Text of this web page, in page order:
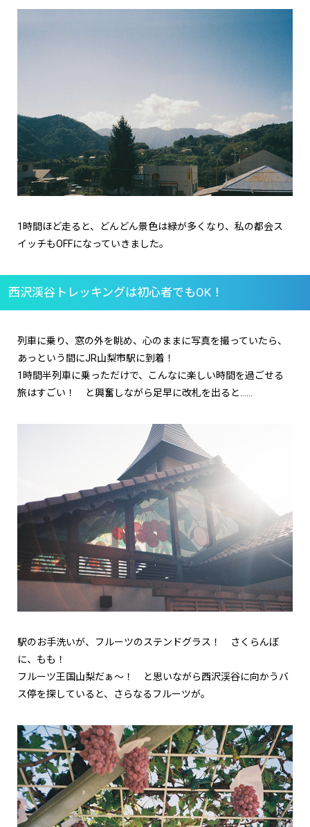
1時間ほど走ると、どんどん景色は緑が多くなり、私の都会ス
イッチもOFFになっていきました。
西沢渓谷トレッキングは初心者でもOK！
列車に乗り、窓の外を眺め、心のままに写真を撮っていたら、
あっという間にJR山梨市駅に到着！
1時間半列車に乗っただけで、こんなに楽しい時間を過ごせる
旅はすごい！ と興奮しながら足早に改札を出ると……
駅のお手洗いが、フルーツのステンドグラス！ さくらんぼ
に、もも！
フルーツ王国山梨だぁ～！ と思いながら西沢渓谷に向かうバ
ス停を探していると、さらなるフルーツが。